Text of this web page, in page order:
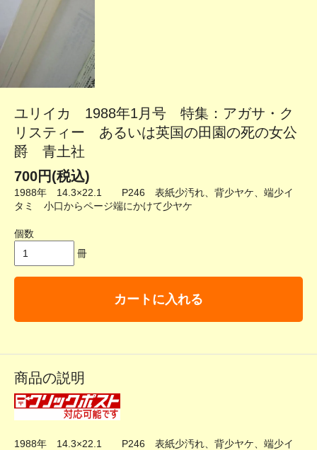
ユリイカ 1988年1月号 特集：アガサ・ク
リスティー あるいは英国の田園の死の女公
爵 青土社
700円(税込)
1988年 14.3×22.1 P246 表紙少汚れ、背少ヤケ、端少イ
タミ 小口からページ端にかけて少ヤケ
個数
冊
カートに入れる
商品の説明
1988年 14.3×22.1 P246 表紙少汚れ、背少ヤケ、端少イ